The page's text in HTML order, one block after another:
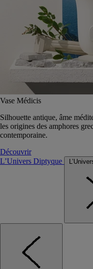
Vase Médicis
Silhouette antique, âme
les origines des amphores
contemporaine.
Découvrir
L’Univers Diptyque